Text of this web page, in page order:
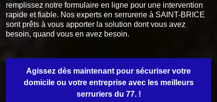
remplissez notre formulaire en ligne pour une intervention
rapide et fiable. Nos experts en serrurerie à SAINT-BRICE
sont prêts à vous apporter la solution dont vous avez
besoin, quand vous en avez besoin.
Agissez dès maintenant pour sécuriser votre
domicile ou votre entreprise avec les meilleurs
serruriers du 77. !